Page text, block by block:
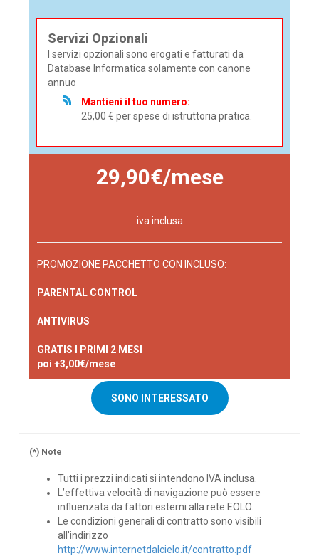
Servizi Opzionali
I servizi opzionali sono erogati e fatturati da
Database Informatica solamente con canone
annuo
Mantieni il tuo numero:
25,00 € per spese di istruttoria pratica.
29,90€/mese
iva inclusa
PROMOZIONE PACCHETTO CON INCLUSO:
PARENTAL CONTROL
ANTIVIRUS
GRATIS I PRIMI 2 MESI
poi +3,00€/mese
SONO INTERESSATO
(*) Note
Tutti i prezzi indicati si intendono IVA inclusa.
L’effettiva velocità di navigazione può essere
influenzata da fattori esterni alla rete EOLO.
Le condizioni generali di contratto sono visibili
all’indirizzo
http://www.internetdalcielo.it/contratto.pdf